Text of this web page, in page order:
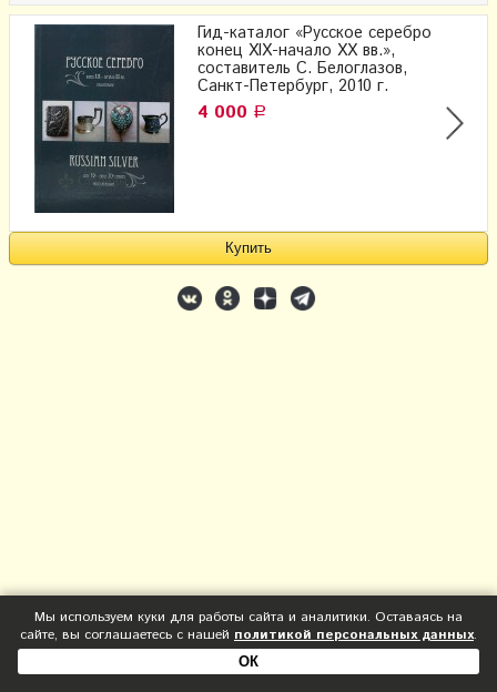
​Гид-каталог «Русское серебро
конец XIX-начало XX вв.»,
составитель С. Белоглазов,
Санкт-Петербург, 2010 г.
4 000 Р
Мы используем куки для работы сайта и аналитики. Оставаясь на
сайте, вы соглашаетесь с нашей политикой персональных данных.
ОК